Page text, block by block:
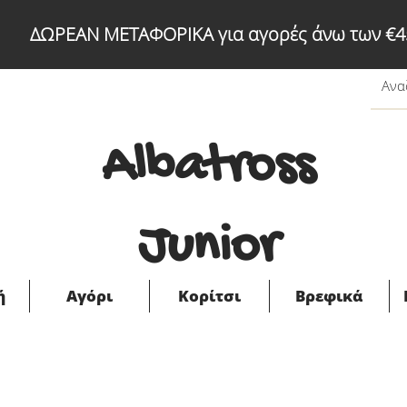
ΔΩΡΕΑΝ ΜΕΤΑΦΟΡΙΚΑ για αγορές άνω των
Albatross
Junior
Αγόρι Κορίτσι Βρεφικά